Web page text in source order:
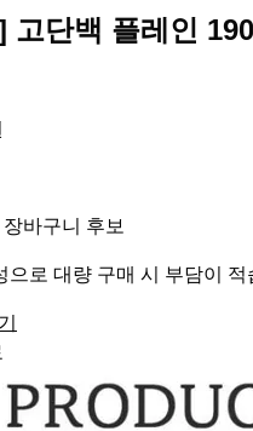
고단백 플레인
장바구니 후보
으로 대량 구매 시 부담이 적